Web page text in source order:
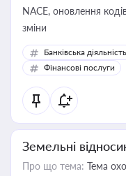
NACE, оновлення
зміни
Банківська діяльність
Фінансові послуги
Земельні
Про що тема: Тема